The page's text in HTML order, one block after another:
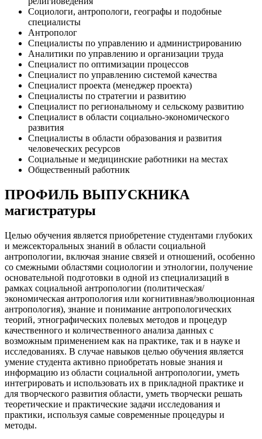
Социологи, антропологи, географы и подобные
специалисты
Антрополог
Специалисты по управлению и администрированию
Аналитики по управлению и организации труда
Специалист по оптимизации процессов
Специалист по управлению системой качества
Специалист проекта (менеджер проекта)
Специалисты по стратегии и развитию
Специалист по региональному и сельскому развитию
Специалист в области социально-экономического
развития
Специалисты в области образования и развития
человеческих ресурсов
Социальные и медицинские работники на местах
Общественный работник
ПРОФИЛЬ ВЫПУСКНИКА
магистратуры
Целью обучения является приобретение студентами глубоких
и межсекторальных знаний в области социальной
антропологии, включая знание связей и отношений, особенно
со смежными областями социологии и этнологии, получение
основательной подготовки в одной из специализаций в
рамках социальной антропологии (политическая/
экономическая антропология или когнитивная/эволюционная
антропология), знание и понимание антропологических
теорий, этнографических полевых методов и процедур
качественного и количественного анализа данных с
возможным применением как на практике, так и в науке и
исследованиях. В случае навыков целью обучения является
умение студента активно приобретать новые знания и
информацию из области социальной антропологии, уметь
интегрировать и использовать их в прикладной практике и
для творческого развития области, уметь творчески решать
теоретические и практические задачи исследования и
практики, используя самые современные процедуры и
методы.